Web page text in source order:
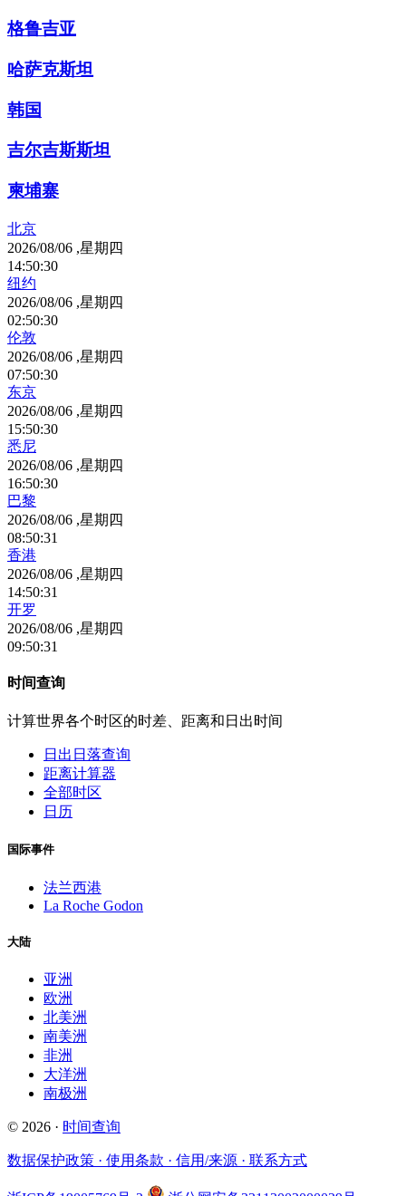
格鲁吉亚
哈萨克斯坦
韩国
吉尔吉斯斯坦
柬埔寨
北京
2026/08/06 ,星期四
14:50:30
纽约
2026/08/06 ,星期四
02:50:30
伦敦
2026/08/06 ,星期四
07:50:30
东京
2026/08/06 ,星期四
15:50:30
悉尼
2026/08/06 ,星期四
16:50:30
巴黎
2026/08/06 ,星期四
08:50:31
香港
2026/08/06 ,星期四
14:50:31
开罗
2026/08/06 ,星期四
09:50:31
时间查询
计算世界各个时区的时差、距离和日出时间
日出日落查询
距离计算器
全部时区
日历
国际事件
法兰西港
La Roche Godon
大陆
亚洲
欧洲
北美洲
南美洲
非洲
大洋洲
南极洲
© 2026 · 时间查询
数据保护政策 · 使用条款 · 信用/来源 · 联系方式